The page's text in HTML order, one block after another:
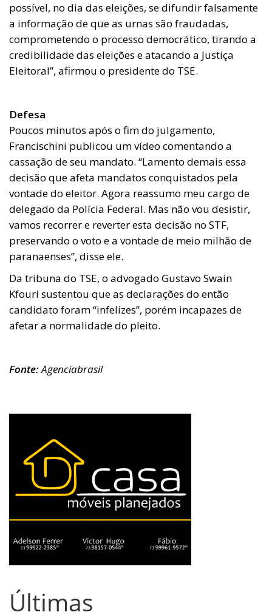
possível, no dia das eleições, se difundir falsamente
a informação de que as urnas são fraudadas,
comprometendo o processo democrático, tirando a
credibilidade das eleições e atacando a Justiça
Eleitoral”, afirmou o presidente do TSE.
Defesa
Poucos minutos após o fim do julgamento,
Francischini publicou um vídeo comentando a
cassação de seu mandato. “Lamento demais essa
decisão que afeta mandatos conquistados pela
vontade do eleitor. Agora reassumo meu cargo de
delegado da Polícia Federal. Mas não vou desistir,
vamos recorrer e reverter esta decisão no STF,
preservando o voto e a vontade de meio milhão de
paranaenses”, disse ele.
Da tribuna do TSE, o advogado Gustavo Swain
Kfouri sustentou que as declarações do então
candidato foram “infelizes”, porém incapazes de
afetar a normalidade do pleito.
Fonte:Agenciabrasil
Últimas